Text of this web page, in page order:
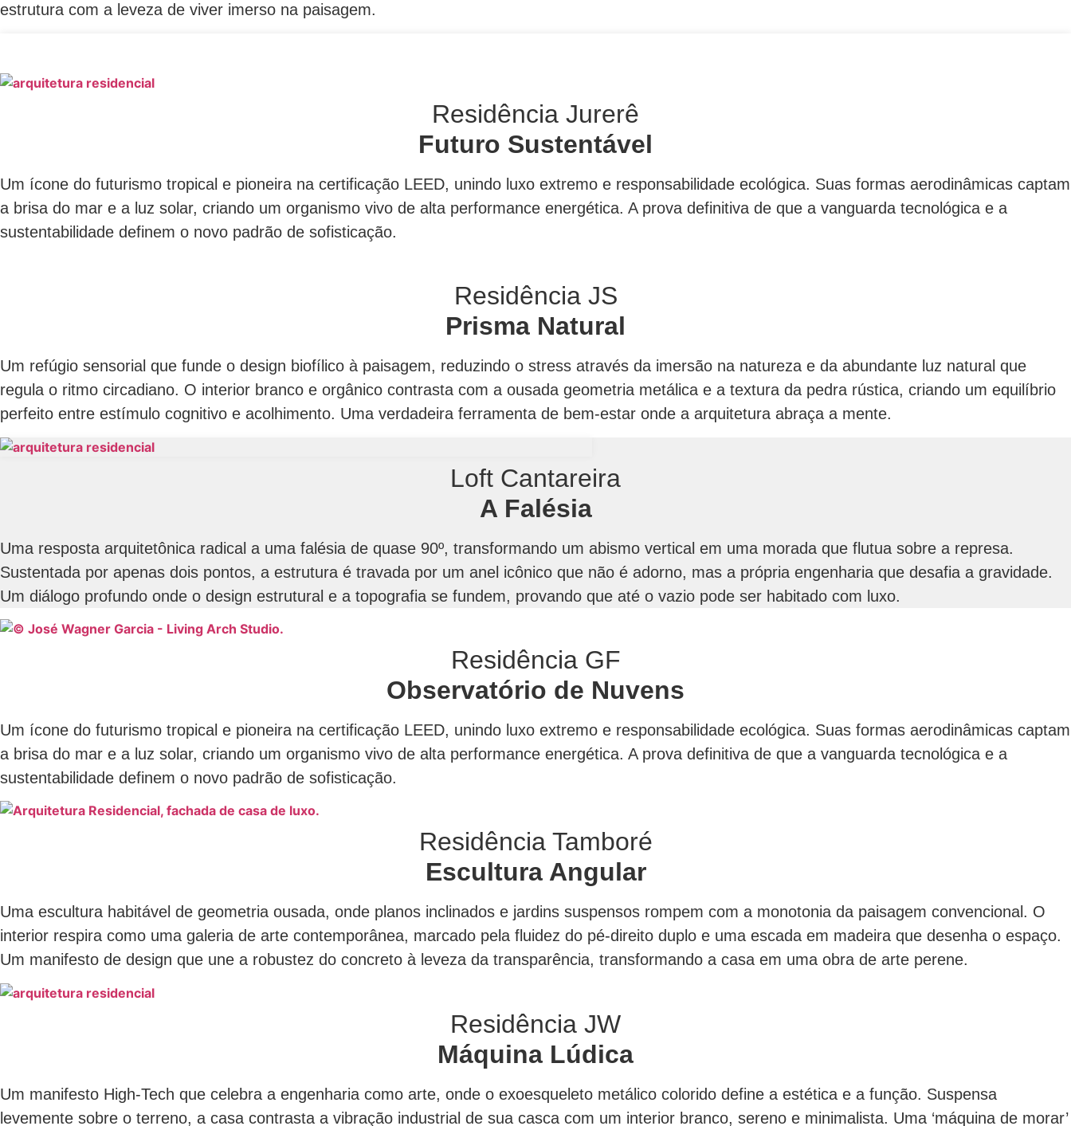
estrutura com a leveza de viver imerso na paisagem.
Residência Jurerê
Futuro Sustentável
Um ícone do futurismo tropical e pioneira na certificação LEED, unindo luxo extremo e responsabilidade ecológica. Suas formas aerodinâmicas captam
a brisa do mar e a luz solar, criando um organismo vivo de alta performance energética. A prova definitiva de que a vanguarda tecnológica e a
sustentabilidade definem o novo padrão de sofisticação.
Residência JS
Prisma Natural
Um refúgio sensorial que funde o design biofílico à paisagem, reduzindo o stress através da imersão na natureza e da abundante luz natural que
regula o ritmo circadiano. O interior branco e orgânico contrasta com a ousada geometria metálica e a textura da pedra rústica, criando um equilíbrio
perfeito entre estímulo cognitivo e acolhimento. Uma verdadeira ferramenta de bem-estar onde a arquitetura abraça a mente.
Loft Cantareira
A Falésia
Uma resposta arquitetônica radical a uma falésia de quase 90º, transformando um abismo vertical em uma morada que flutua sobre a represa.
Sustentada por apenas dois pontos, a estrutura é travada por um anel icônico que não é adorno, mas a própria engenharia que desafia a gravidade.
Um diálogo profundo onde o design estrutural e a topografia se fundem, provando que até o vazio pode ser habitado com luxo.
Residência GF
Observatório de Nuvens
Um ícone do futurismo tropical e pioneira na certificação LEED, unindo luxo extremo e responsabilidade ecológica. Suas formas aerodinâmicas captam
a brisa do mar e a luz solar, criando um organismo vivo de alta performance energética. A prova definitiva de que a vanguarda tecnológica e a
sustentabilidade definem o novo padrão de sofisticação.
Residência Tamboré
Escultura Angular
Uma escultura habitável de geometria ousada, onde planos inclinados e jardins suspensos rompem com a monotonia da paisagem convencional. O
interior respira como uma galeria de arte contemporânea, marcado pela fluidez do pé-direito duplo e uma escada em madeira que desenha o espaço.
Um manifesto de design que une a robustez do concreto à leveza da transparência, transformando a casa em uma obra de arte perene.
Residência JW
Máquina Lúdica
Um manifesto High-Tech que celebra a engenharia como arte, onde o exoesqueleto metálico colorido define a estética e a função. Suspensa
levemente sobre o terreno, a casa contrasta a vibração industrial de sua casca com um interior branco, sereno e minimalista. Uma ‘máquina de morar’